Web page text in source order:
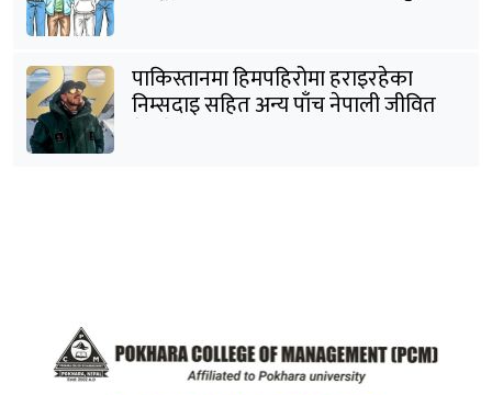
पाकिस्तानमा हिमपहिरोमा हराइरहेका
निम्सदाइ सहित अन्य पाँच नेपाली जीवित